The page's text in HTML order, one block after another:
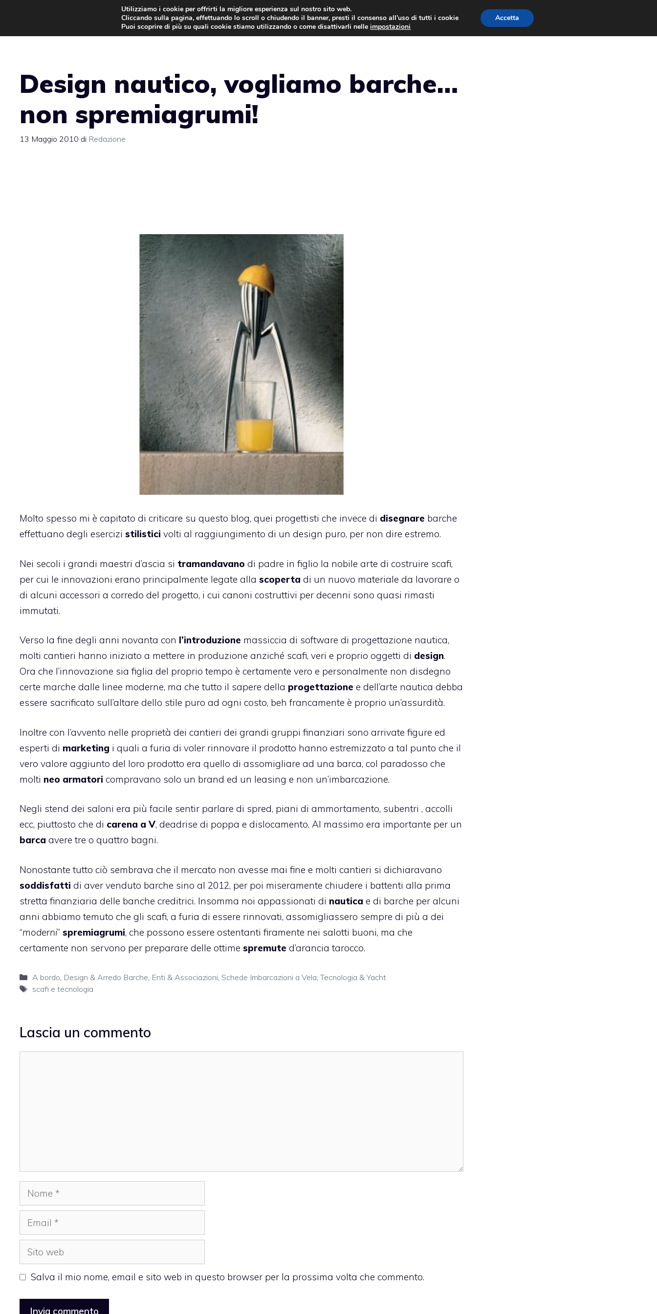
contenuto
NEWS LEGGI & NORMATIVE EVENTI E COMPETIZIONI
Design nautico, vogliamo barche…
non spremiagrumi!
13 Maggio 2010 di Redazione
Molto spesso mi è capitato di criticare su questo blog, quei progettisti che invece di disegnare barche
effettuano degli esercizi stilistici volti al raggiungimento di un design puro, per non dire estremo.
Nei secoli i grandi maestri d’ascia si tramandavano di padre in figlio la nobile arte di costruire scafi,
per cui le innovazioni erano principalmente legate alla scoperta di un nuovo materiale da lavorare o
di alcuni accessori a corredo del progetto, i cui canoni costruttivi per decenni sono quasi rimasti
immutati.
Verso la fine degli anni novanta con l’introduzione massiccia di software di progettazione nautica,
molti cantieri hanno iniziato a mettere in produzione anziché scafi, veri e proprio oggetti di design.
Ora che l’innovazione sia figlia del proprio tempo è certamente vero e personalmente non disdegno
certe marche dalle linee moderne, ma che tutto il sapere della progettazione e dell’arte nautica debba
essere sacrificato sull’altare dello stile puro ad ogni costo, beh francamente è proprio un’assurdità.
Inoltre con l’avvento nelle proprietà dei cantieri dei grandi gruppi finanziari sono arrivate figure ed
esperti di marketing i quali a furia di voler rinnovare il prodotto hanno estremizzato a tal punto che il
vero valore aggiunto del loro prodotto era quello di assomigliare ad una barca, col paradosso che
molti neo armatori compravano solo un brand ed un leasing e non un’imbarcazione.
Negli stend dei saloni era più facile sentir parlare di spred, piani di ammortamento, subentri , accolli
ecc, piuttosto che di carena a V, deadrise di poppa e dislocamento. Al massimo era importante per un
barca avere tre o quattro bagni.
Nonostante tutto ciò sembrava che il mercato non avesse mai fine e molti cantieri si dichiaravano
soddisfatti di aver venduto barche sino al 2012, per poi miseramente chiudere i battenti alla prima
stretta finanziaria delle banche creditrici. Insomma noi appassionati di nautica e di barche per alcuni
anni abbiamo temuto che gli scafi, a furia di essere rinnovati, assomigliassero sempre di più a dei
“moderni” spremiagrumi, che possono essere ostentanti firamente nei salotti buoni, ma che
certamente non servono per preparare delle ottime spremute d’arancia tarocco.
Categorie
A bordo, Design & Arredo Barche, Enti & Associazioni, Schede Imbarcazioni a Vela,Tecnologia & Yacht
Tag
scafi e tecnologia
Lascia un commento
Nome
Email
Sito
web
Salva il mio nome, email e sito web in questo browser per la prossima volta che commento.
Utilizziamo i cookie per offrirti la migliore esperienza sul nostro sito web.
Cliccando sulla pagina, effettuando lo scroll o chiudendo il banner, presti il consenso all’uso di tutti i cookie
Puoi scoprire di più su quali cookie stiamo utilizzando o come disattivarli nelleimpostazioni
Accetta